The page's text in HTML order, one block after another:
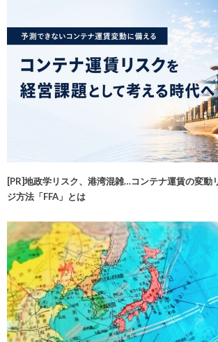
[PR]地政学リスク、港湾混雑…コンテナ運賃の変動
ジ方法「FFA」とは